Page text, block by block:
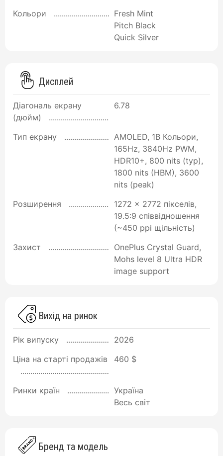
Кольори
Fresh Mint
Pitch Black
Quick Silver
Дисплей
Діагональ екрану
(дюйм)
6.78
Тип екрану
AMOLED, 1B Кольори,
165Hz, 3840Hz PWM,
HDR10+, 800 nits (typ),
1800 nits (HBM), 3600
nits (peak)
Розширення
1272 x 2772 пікселів,
19.5:9 співвідношення
(~450 ppi щільність)
Захист
OnePlus Crystal Guard,
Mohs level 8 Ultra HDR
image support
Вихід на ринок
Рік випуску
2026
Ціна на старті продажів
460 $
Ринки країн
Україна
Весь світ
Бренд та модель